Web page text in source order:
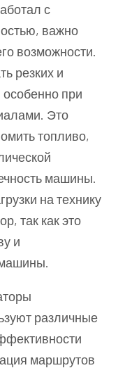
с
важно
возможности.
резких и
при
Это
топливо,
машины.
на технику
так как это
и
различные
маршрутов